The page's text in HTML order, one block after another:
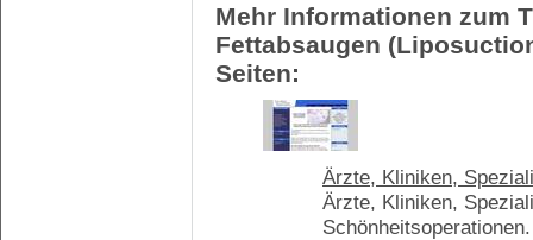
Mehr Informationen zum
Fettabsaugen
Seiten:
Ärzte, Kliniken,
Ärzte, Kliniken,
Schönheitsoperationen.